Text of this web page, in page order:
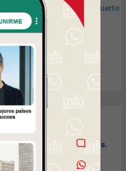
Mar
Ladysoft sale a tomar
“examen” por las facultades.